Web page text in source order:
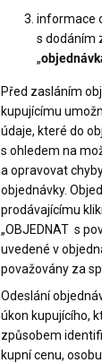
informace
s dodáním
„
Před zasláním
kupujícímu
údaje, které do
s ohledem na
a opravovat
objednávky.
prodávajícímu
„OBJEDNAT s
uvedené v
považovány za
Odeslání
úkon kupujícího,
způsobem
kupní cenu,